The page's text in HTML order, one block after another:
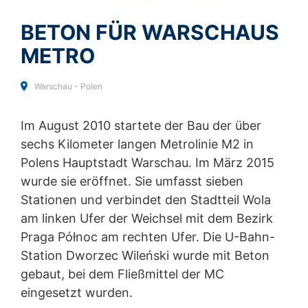
Beton für Warschaus Metro
BETON FÜR WARSCHAUS
METRO
Warschau - Polen
Im August 2010 startete der Bau der über
sechs Kilometer langen Metrolinie M2 in
Polens Hauptstadt Warschau. Im März 2015
wurde sie eröffnet. Sie umfasst sieben
Stationen und verbindet den Stadtteil Wola
am linken Ufer der Weichsel mit dem Bezirk
Praga Północ am rechten Ufer. Die U-Bahn-
Station Dworzec Wileński wurde mit Beton
gebaut, bei dem Fließmittel der MC
eingesetzt wurden.
IP Anonymisierung
Wir haben auf dieser Website die Funktion IP-
von Google innerhalb von Mitgliedstaaten der
Wirtschaftsraum vor der Übermittlung in die USA
gekürzt. Nur in Ausnahmefällen wird die volle IP-
Adresse an einen Server von Google in den USA
übertragen und dort gekürzt. Im Auftrag des Betreibers
dieser Website wird Google diese Informationen
benutzen, um Ihre Nutzung der Website auszuwerten,
um Reports über die Websiteaktivitäten
zusammenzustellen und um weitere mit der
Websitenutzung und der Internetnutzung verbundene
Dienstleistungen gegenüber dem Websitebetreiber zu
erbringen. Die im Rahmen von Google Analytics von
Ihrem Browser übermittelte IP-Adresse wird nicht mit
anderen Daten von Google zusammengeführt.
andTerms of Serviceapply.
SENDEN